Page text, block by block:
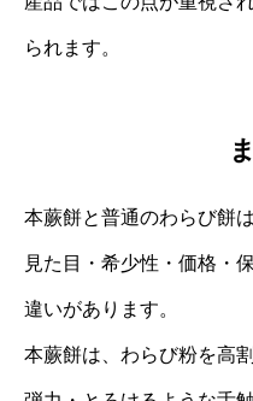
られます。
本蕨餅と普通のわらび餅
見た目・希少性・価格・
違いがあります。
本蕨餅は、わらび粉を高